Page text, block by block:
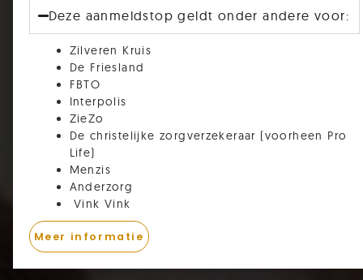
Deze aanmeldstop geldt onder andere voor:
Zilveren Kruis
De Friesland
FBTO
Interpolis
ZieZo
De christelijke zorgverzekeraar (voorheen Pro
Life)
Menzis
Anderzorg
Vink Vink
Meer informatie